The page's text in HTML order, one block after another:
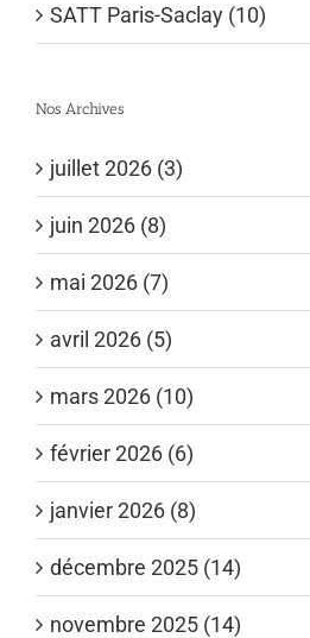
SATT Paris-Saclay (10)
Nos Archives
juillet 2026 (3)
juin 2026 (8)
mai 2026 (7)
avril 2026 (5)
mars 2026 (10)
février 2026 (6)
janvier 2026 (8)
décembre 2025 (14)
novembre 2025 (14)